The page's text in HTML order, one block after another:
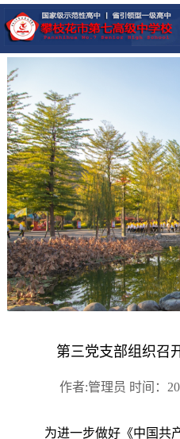
第三党支部组织召
作者:管理员 时间：
为进一步做好《中国共